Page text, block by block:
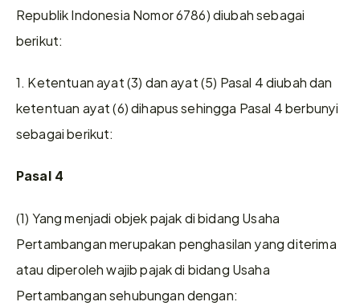
Republik Indonesia Nomor 6786) diubah sebagai
berikut:
1. Ketentuan ayat (3) dan ayat (5) Pasal 4 diubah dan
ketentuan ayat (6) dihapus sehingga Pasal 4 berbunyi
sebagai berikut:
Pasal 4
(1) Yang menjadi objek pajak di bidang Usaha
Pertambangan merupakan penghasilan yang diterima
atau diperoleh wajib pajak di bidang Usaha
Pertambangan sehubungan dengan: